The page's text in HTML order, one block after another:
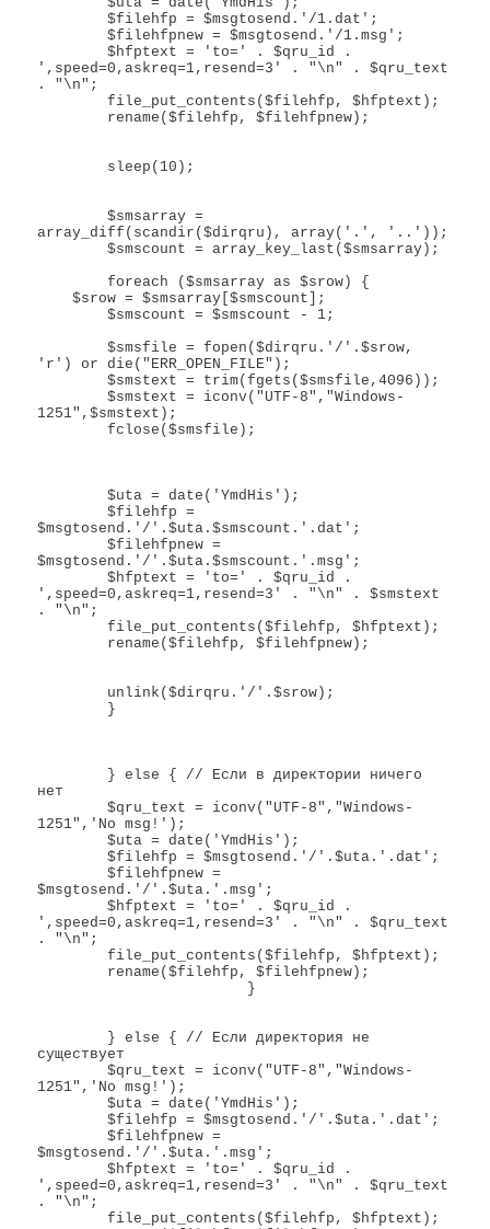
	$filehfp = $msgtosend.'/1.dat';
	$filehfpnew = $msgtosend.'/1.msg';
	$hfptext = 'to=' . $qru_id .
',speed=0,askreq=1,resend=3' . "\n" . $qru_text
. "\n";
	$smsarray =
array_diff(scandir($dirqru), array('.', '..'));
	$smscount = array_key_last($smsarray);
    $srow = $smsarray[$smscount];
	$smscount = $smscount - 1;
	$smsfile = fopen($dirqru.'/'.$srow,
'r') or die("ERR_OPEN_FILE");
	$smstext = trim(fgets($smsfile,4096));
	$smstext = iconv("UTF-8","Windows-
1251",$smstext);
	$uta = date('YmdHis');
	$filehfp =
$msgtosend.'/'.$uta.$smscount.'.dat';
	$filehfpnew =
$msgtosend.'/'.$uta.$smscount.'.msg';
	$hfptext = 'to=' . $qru_id .
',speed=0,askreq=1,resend=3' . "\n" . $smstext
. "\n";
нет
	$qru_text = iconv("UTF-8","Windows-
1251",'No msg!');
	$uta = date('YmdHis');
	$filehfp = $msgtosend.'/'.$uta.'.dat';
	$filehfpnew =
$msgtosend.'/'.$uta.'.msg';
	$hfptext = 'to=' . $qru_id .
',speed=0,askreq=1,resend=3' . "\n" . $qru_text
. "\n";
существует
	$qru_text = iconv("UTF-8","Windows-
1251",'No msg!');
	$uta = date('YmdHis');
	$filehfp = $msgtosend.'/'.$uta.'.dat';
	$filehfpnew =
$msgtosend.'/'.$uta.'.msg';
	$hfptext = 'to=' . $qru_id .
',speed=0,askreq=1,resend=3' . "\n" . $qru_text
. "\n";